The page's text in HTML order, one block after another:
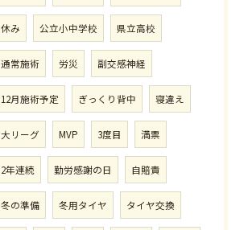
休み 公立小中学校 県立高校
通常施術 労災 副交感神経
12月施術予定 ぎっくり背中 寝違え
大リーグ MVP 3度目 満票
2年連続 勤労感謝の日 自賠責
冬の準備 冬用タイヤ タイヤ交換